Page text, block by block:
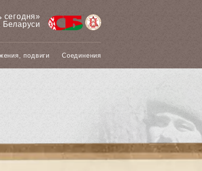
сегодня»
подвиги Соединения